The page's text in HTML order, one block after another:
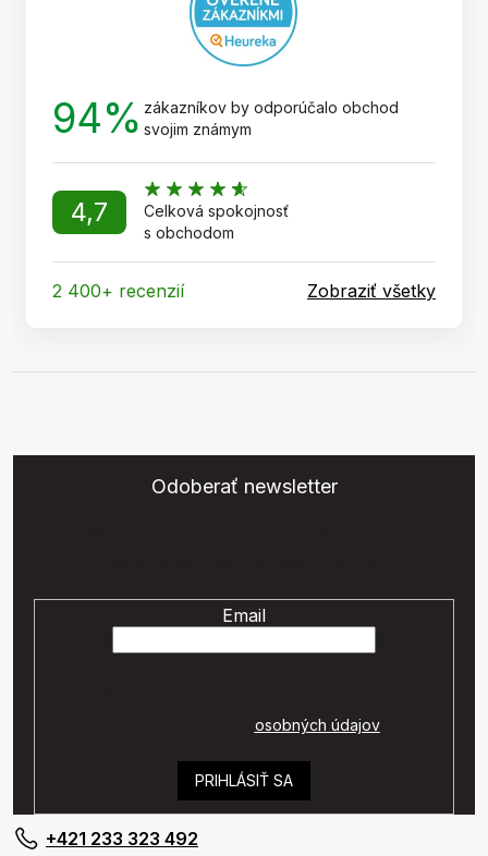
94% zákazníkov by odporúčalo obchod
svojim známym
4,7
Celková spokojnosť
s obchodom
2 400+ recenzií Zobraziť všetky
Odoberať newsletter
Email
osobných údajov.
PRIHLÁSIŤ SA
+421 233 323 492